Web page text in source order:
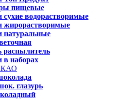
пищевые
сухие водорастворимые
жирорастворимые
натуральные
распылитель
в наборах
глазурь